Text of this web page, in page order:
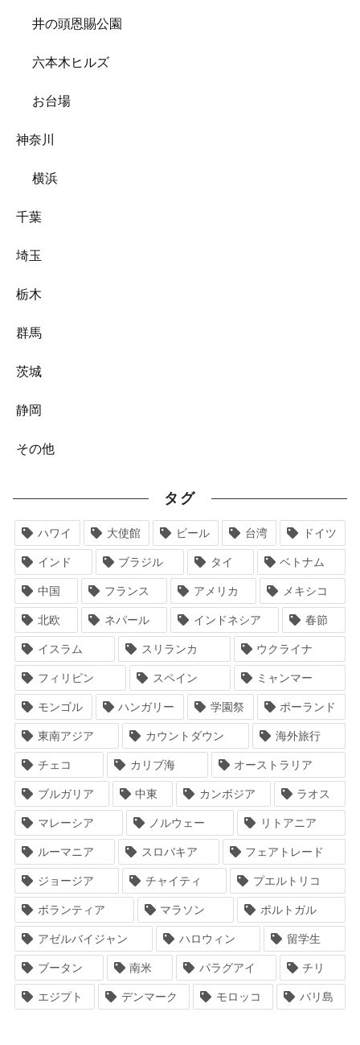
井の頭恩賜公園
六本木ヒルズ
お台場
神奈川
横浜
千葉
埼玉
栃木
群馬
茨城
静岡
その他
タグ
ハワイ 大使館 ビール 台湾 ドイツ
インド ブラジル タイ ベトナム
中国 フランス アメリカ メキシコ
北欧 ネパール インドネシア 春節
イスラム スリランカ ウクライナ
フィリピン スペイン ミャンマー
モンゴル ハンガリー 学園祭 ポーランド
東南アジア カウントダウン 海外旅行
チェコ カリブ海 オーストラリア
ブルガリア 中東 カンボジア ラオス
マレーシア ノルウェー リトアニア
ルーマニア スロバキア フェアトレード
ジョージア チャイティ プエルトリコ
ボランティア マラソン ポルトガル
アゼルバイジャン ハロウィン 留学生
ブータン 南米 パラグアイ チリ
エジプト デンマーク モロッコ バリ島